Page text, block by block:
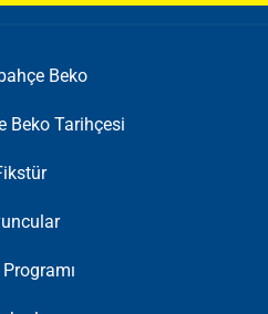
Beko
Beko Tarihçesi